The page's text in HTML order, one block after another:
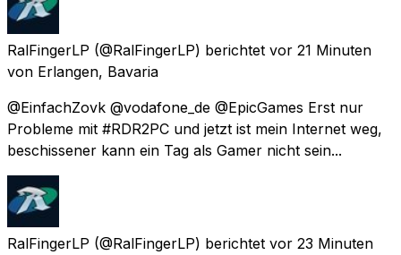
RalFingerLP (@RalFingerLP) berichtet vor 21 Minuten
von Erlangen, Bavaria
@EinfachZovk @vodafone_de @EpicGames Erst nur
Probleme mit #RDR2PC und jetzt ist mein Internet weg,
beschissener kann ein Tag als Gamer nicht sein...
RalFingerLP (@RalFingerLP) berichtet vor 23 Minuten